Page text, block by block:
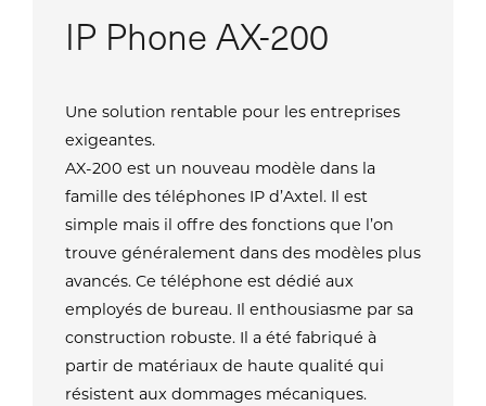
IP Phone AX-200
Une solution rentable pour les entreprises
exigeantes.
AX-200 est un nouveau modèle dans la
famille des téléphones IP d’Axtel. Il est
simple mais il offre des fonctions que l’on
trouve généralement dans des modèles plus
avancés. Ce téléphone est dédié aux
employés de bureau. Il enthousiasme par sa
construction robuste. Il a été fabriqué à
partir de matériaux de haute qualité qui
résistent aux dommages mécaniques.